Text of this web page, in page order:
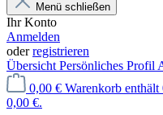
Menü schließen
Ihr Konto
Anmelden
oderregistrieren
Übersicht Persönliches Profil
0,00 € Warenkorb
0,00 €.